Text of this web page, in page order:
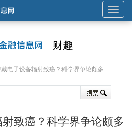
展
开
财趣
电子设备辐射致癌？科学界争论颇多
致癌？科学界争论颇多